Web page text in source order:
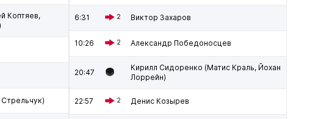
Коптяев,
6:31 2 Виктор Захаров
10:26 2 Александр Победоносцев
20:47
Кирилл Сидоренко (Матис Краль, Йохан
Лоррейн)
22:57 2 Денис Козырев